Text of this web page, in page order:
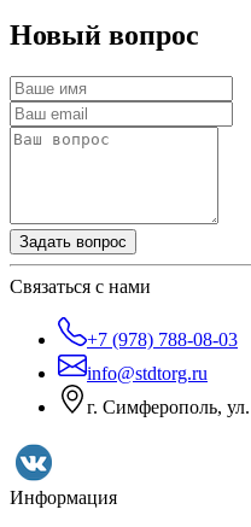
Новый вопрос
Задать вопрос
Связаться с нами
+7 (978) 788-08-03
info@stdtorg.ru
г. Симферополь,
Информация